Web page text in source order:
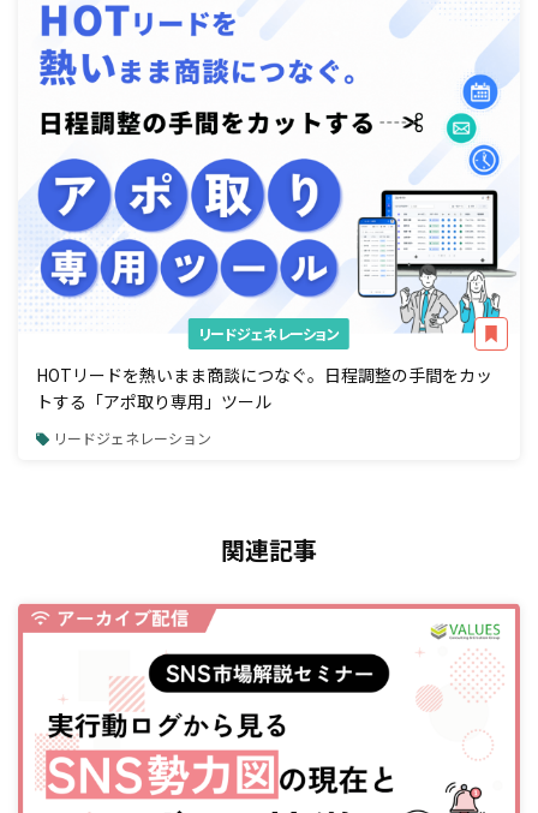
リードジェネレーション
HOTリードを熱いまま商談につなぐ。日程調整の手間をカッ
トする「アポ取り専用」ツール
リードジェネレーション
関連記事